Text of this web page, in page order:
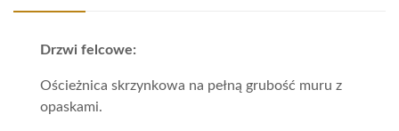
Drzwi felcowe:
Ościeżnica skrzynkowa na pełną grubość muru z
opaskami.